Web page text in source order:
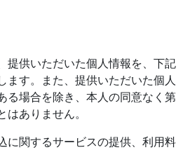
提供いただいた個人情報を、下記
ます。また、提供いただいた個人
る場合を除き、本人の同意なく第
ありません。
に関するサービスの提供、利用料